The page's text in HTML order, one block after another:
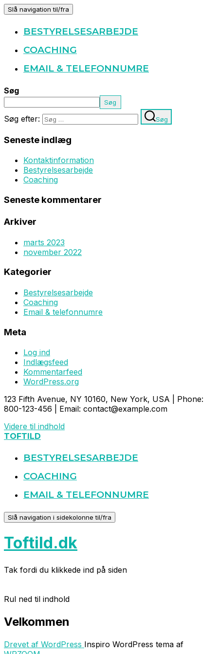
Slå navigation til/fra
BESTYRELSESARBEJDE
COACHING
EMAIL & TELEFONNUMRE
Søg
Søg
Søg efter: Søg
Seneste indlæg
Kontaktinformation
Bestyrelsesarbejde
Coaching
Seneste kommentarer
Arkiver
marts 2023
november 2022
Kategorier
Bestyrelsesarbejde
Coaching
Email & telefonnumre
Meta
Log ind
Indlægsfeed
Kommentarfeed
WordPress.org
123 Fifth Avenue, NY 10160, New York, USA | Phone:
800-123-456 | Email: contact@example.com
Videre til indhold
TOFTILD
BESTYRELSESARBEJDE
COACHING
EMAIL & TELEFONNUMRE
Slå navigation i sidekolonne til/fra
Toftild.dk
Tak fordi du klikkede ind på siden
Rul ned til indhold
Velkommen
Drevet af WordPress Inspiro WordPress tema af